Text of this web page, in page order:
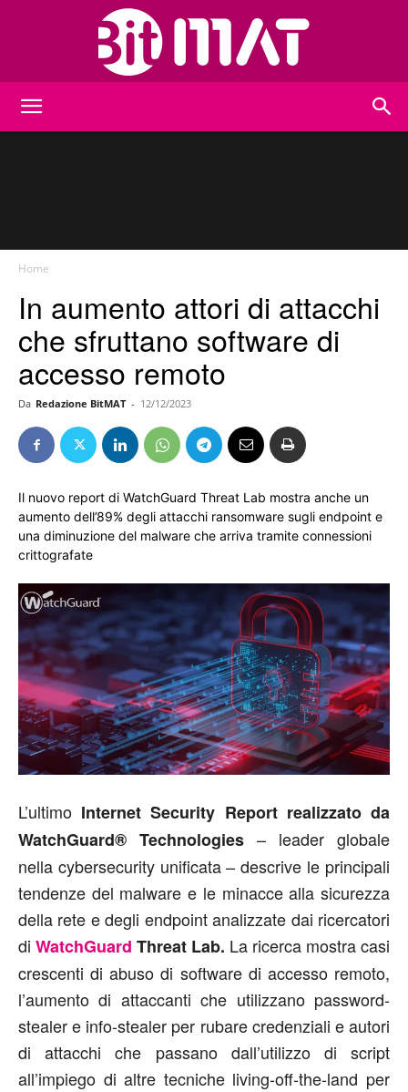
Home
In aumento attori di attacchi
che sfruttano software di
accesso remoto
Da Redazione BitMAT - 12/12/2023
Il nuovo report di WatchGuard Threat Lab mostra anche un
aumento dell’89% degli attacchi ransomware sugli endpoint e
una diminuzione del malware che arriva tramite connessioni
crittografate
L’ultimo Internet Security Report realizzato da
WatchGuard® Technologies – leader globale
nella cybersecurity unificata – descrive le principali
tendenze del malware e le minacce alla sicurezza
della rete e degli endpoint analizzate dai ricercatori
di WatchGuard Threat Lab. La ricerca mostra casi
crescenti di abuso di software di accesso remoto,
l’aumento di attaccanti che utilizzano password-
stealer e info-stealer per rubare credenziali e autori
di attacchi che passano dall’utilizzo di script
all’impiego di altre tecniche living-off-the-land per